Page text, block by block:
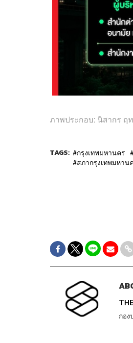
ภาพประกอบ: นิสากร ฤ
TAGS: กรุงเทพมหานคร
สภากรุงเทพมหาน
กอง